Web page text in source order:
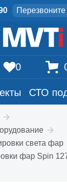
СТО
0
света фар
фар Spin